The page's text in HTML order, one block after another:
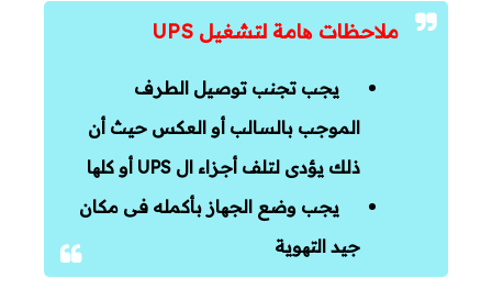
ملاحظات ھامة لتشغيل UPS
يجب تجنب توصيل الطرف
الموجب بالسالب أو العكس حيث أن
ذلك يؤدى لتلف أجزاء ال UPS أو كلھا
يجب وضع الجھاز بأكمله فى مكان
جيد التھوية